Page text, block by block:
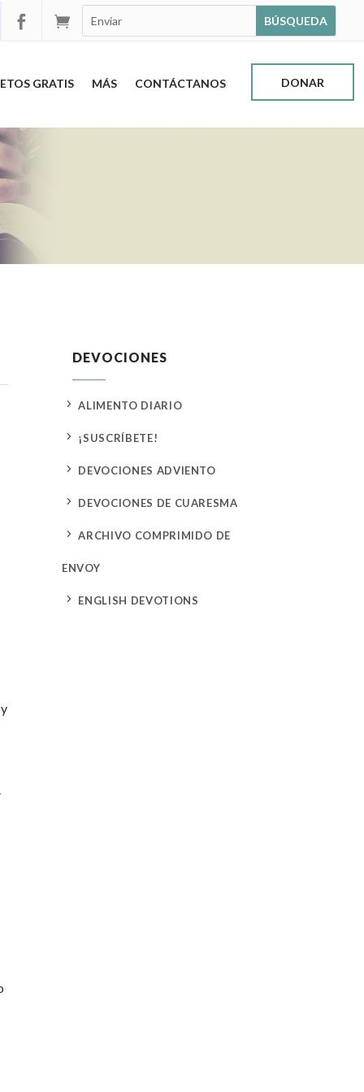


GRATIS MÁS CONTÁCTANOS DONAR
DEVOCIONES
5 ALIMENTO DIARIO
5 ¡SUSCRÍBETE!
5 DEVOCIONES ADVIENTO
5 DEVOCIONES DE CUARESMA
5 ARCHIVO COMPRIMIDO DE
ENVOY
5 ENGLISH DEVOTIONS